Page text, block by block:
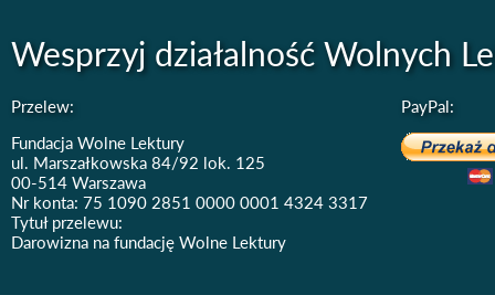
Wesprzyj działalność Wolnych
Przelew:
Fundacja Wolne Lektury
ul. Marszałkowska 84/92 lok. 125
00-514 Warszawa
Nr konta: 75 1090 2851 0000 0001 4324 3317
Tytuł przelewu:
Darowizna na fundację Wolne Lektury
PayPal: